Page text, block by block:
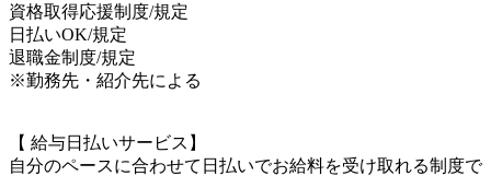
資格取得応援制度/規定
日払いOK/規定
退職金制度/規定
※勤務先・紹介先による
【 給与日払いサービス】
自分のペースに合わせて日払いでお給料を受け取れる制度で